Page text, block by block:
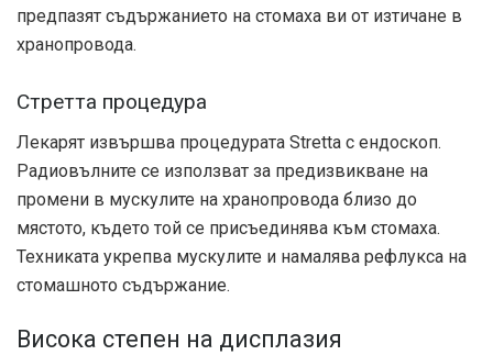
предпазят съдържанието на стомаха ви от изтичане в
хранопровода.
Стретта процедура
Лекарят извършва процедурата Stretta с ендоскоп.
Радиовълните се използват за предизвикване на
промени в мускулите на хранопровода близо до
мястото, където той се присъединява към стомаха.
Техниката укрепва мускулите и намалява рефлукса на
стомашното съдържание.
Висока степен на дисплазия